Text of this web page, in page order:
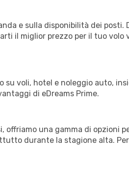
e sulla disponibilità dei posti.
il miglior prezzo per il tuo volo
su voli, hotel e noleggio auto,
di eDreams Prime.
offriamo una gamma di opzioni
durante la stagione alta.